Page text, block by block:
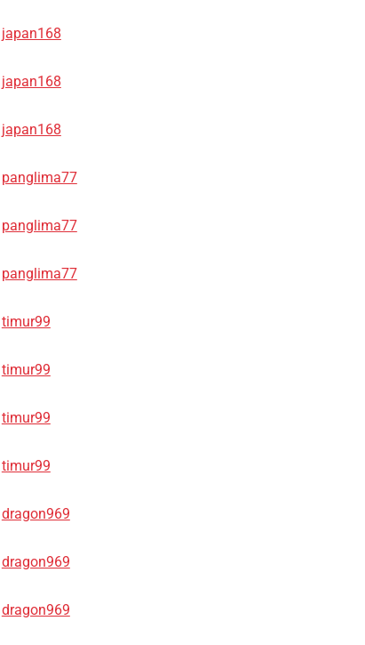
japan168
japan168
japan168
panglima77
panglima77
panglima77
timur99
timur99
timur99
timur99
dragon969
dragon969
dragon969